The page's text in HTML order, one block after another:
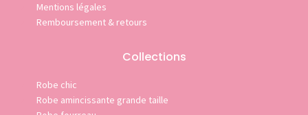
Mentions légales
Remboursement & retours
Collections
Robe chic
Robe amincissante grande taille